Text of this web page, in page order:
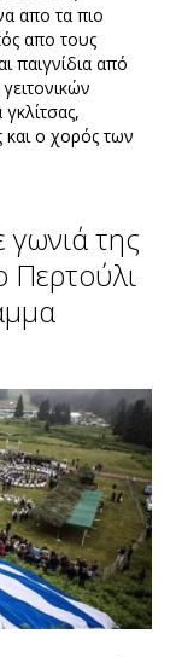
απο τα πιο
απο τους
παιγνίδια από
ο χορός των
γωνιά της
Περτούλι